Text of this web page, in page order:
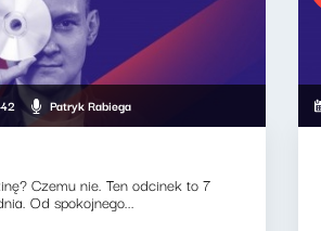
Patryk Rabiega
Czemu nie. Ten odcinek to 7
Od spokojnego...